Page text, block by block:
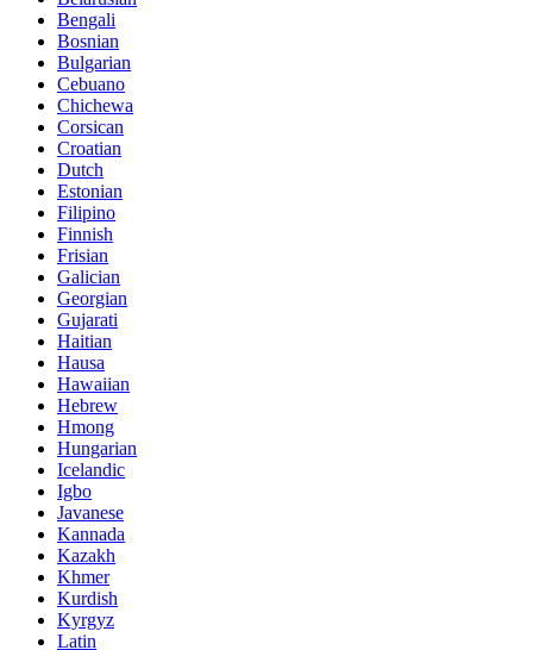
Bengali
Bosnian
Bulgarian
Cebuano
Chichewa
Corsican
Croatian
Dutch
Estonian
Filipino
Finnish
Frisian
Galician
Georgian
Gujarati
Haitian
Hausa
Hawaiian
Hebrew
Hmong
Hungarian
Icelandic
Igbo
Javanese
Kannada
Kazakh
Khmer
Kurdish
Kyrgyz
Latin